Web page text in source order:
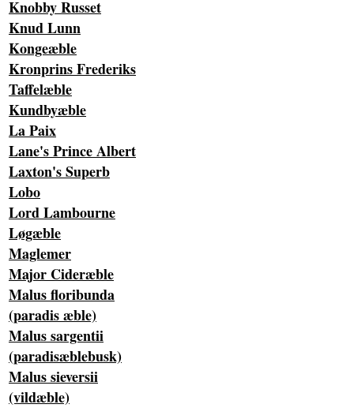
Knobby Russet
Knud Lunn
Kongeæble
Kronprins Frederiks
Taffelæble
Kundbyæble
La Paix
Lane's Prince Albert
Laxton's Superb
Lobo
Lord Lambourne
Løgæble
Maglemer
Major Cideræble
Malus floribunda
(paradis æble)
Malus sargentii
(paradisæblebusk)
Malus sieversii
(vildæble)